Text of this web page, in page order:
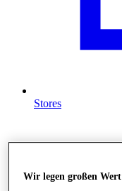
Stores
Wir legen großen